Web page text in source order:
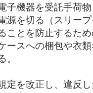
子機器を受託手荷
源を切る（スリー
ことを防止するた
ースへの梱包や衣
。
定を改正し、違反